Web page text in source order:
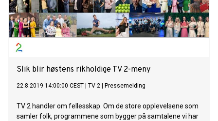
Slik blir høstens rikholdige TV 2-meny
22.8.2019 14:00:00 CEST TV 2 Pressemelding
TV 2 handler om fellesskap. Om de store opplevelsene som
samler folk, programmene som bygger på samtalene vi har